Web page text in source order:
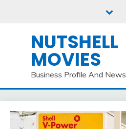
NUTSHELL
MOVIES
Business Profile And News